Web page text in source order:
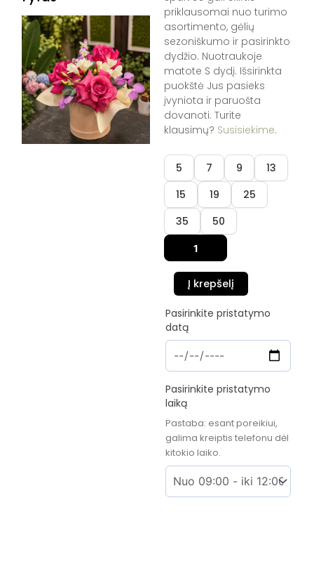
priklausomai nuo turimo
asortimento, gėlių
sezoniškumo ir pasirinkto
dydžio. Nuotraukoje
matote S dydį. Išsirinkta
puokštė Jus pasieks
įvyniota ir paruošta
dovanoti. Turite
klausimų? Susisiekime.
5 7 9
13
15
19
25
35
50
produkto
kiekis:
Dėžutė
"Rožinis
rytas"
Į krepšelį
Pasirinkite pristatymo
datą
Pasirinkite pristatymo
laiką
Pastaba: esant poreikiui,
galima kreiptis telefonu dėl
kitokio laiko.